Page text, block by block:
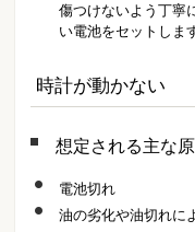
傷つけないよう丁寧
い電池をセットしま
時計が動かない
想定される主な
電池切れ
油の劣化や油切れに